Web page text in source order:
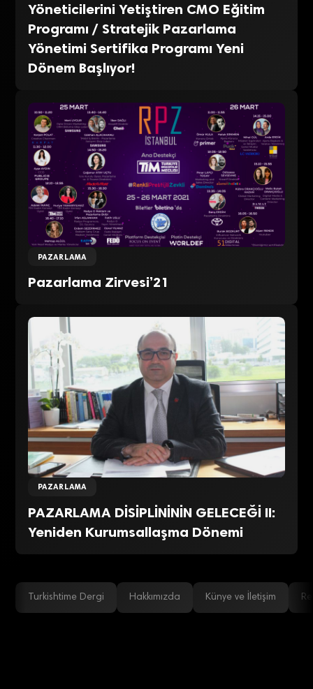
Yöneticilerini Yetiştiren CMO Eğitim
Programı / Stratejik Pazarlama
Yönetimi Sertifika Programı Yeni
Dönem Başlıyor!
PAZARLAMA
Pazarlama Zirvesi’21
PAZARLAMA
PAZARLAMA DİSİPLİNİNİN GELECEĞİ II:
Yeniden Kurumsallaşma Dönemi
Turkishtime Dergi Hakkımızda Künye ve İletişim